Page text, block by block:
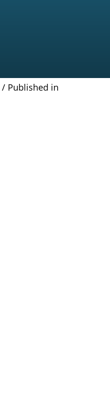
/ Published in